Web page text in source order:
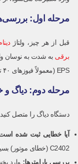
مرحله اول:
قبل از هر چیز، ولتاژ
برقی به شدت به نوسان
EPS (معمولاً فیوزهای ۴۰ تا ۸۰ آمپر) را بررسی کنید.
مرحله دوم: دیاگ و
دستگاه دیاگ را متصل کنید.
آیا خطایی ثبت شده
C2402 (خطای موتور) بسیار رایج هستند.
بررسی پارامترها: